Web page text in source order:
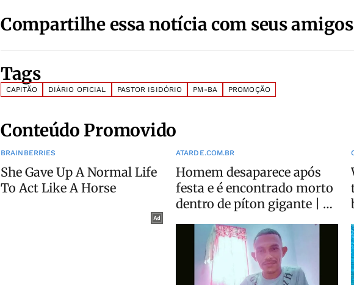
Compartilhe essa notícia com seus amigos
Tags
CAPITÃO DIÁRIO OFICIAL PASTOR ISIDÓRIO PM-BA PROMOÇÃO